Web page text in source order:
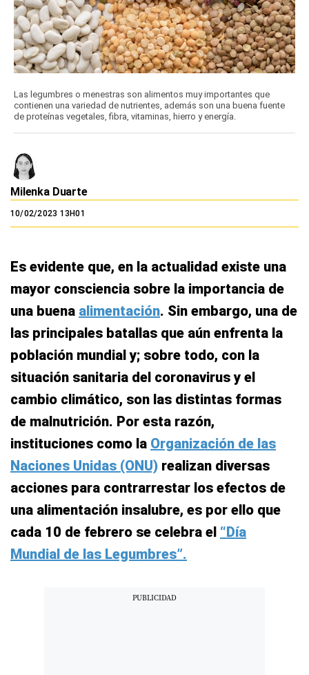
Las legumbres o menestras son alimentos muy importantes que
contienen una variedad de nutrientes, además son una buena fuente
de proteínas vegetales, fibra, vitaminas, hierro y energía.
Milenka Duarte
10/02/2023 13H01
Es evidente que, en la actualidad existe una
mayor consciencia sobre la importancia de
una buena alimentación. Sin embargo, una de
las principales batallas que aún enfrenta la
población mundial y; sobre todo, con la
situación sanitaria del coronavirus y el
cambio climático, son las distintas formas
de malnutrición. Por esta razón,
instituciones como la Organización de las
Naciones Unidas (ONU) realizan diversas
acciones para contrarrestar los efectos de
una alimentación insalubre, es por ello que
cada 10 de febrero se celebra el “Día
Mundial de las Legumbres”.